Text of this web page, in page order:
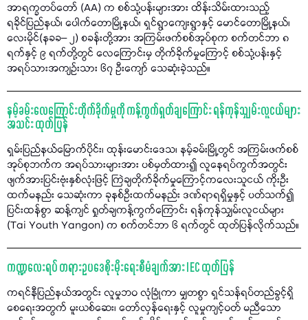
အာရက္ခတပ်တော် (AA) က စစ်သုံ့ပန်းများအား ထိန်းသိမ်းထားသည့်
ရခိုင်ပြည်နယ်၊ ပေါက်တောမြို့နယ်၊ ရှင်ရွာကျေးရွာနှင့် မောင်တောမြို့နယ်၊
လေးမိုင်(နခခ– ၂) စခန်းတို့အား အကြမ်းဖက်စစ်အုပ်စုက စက်တင်ဘာ ၈
ရက်နှင့် ၉ ရက်တို့တွင် လေကြောင်းမှ တိုက်ခိုက်မှုကြောင့် စစ်သုံ့ပန်းနှင့်
အရပ်သားအကျဉ်းသား ၆၇ ဦးကျော် သေဆုံးခဲ့သည်။
နမ့်ခမ်းလေကြောင်းတိုက်ခိုက်မှုကို ကန့်ကွက်ရှုတ်ချကြောင်း ရန်ကုန်သျှမ်းလူငယ်များ
အသင်း ထုတ်ပြန်
ရှမ်းပြည်နယ်မြောက်ပိုင်း၊ ထုန်းမောင်းဒေသ၊ နမ့်ခမ်းမြို့တွင် အကြမ်းဖက်စစ်
အုပ်စုဘက်က အရပ်သားများအား ပစ်မှတ်ထား၍ လူနေရပ်ကွက်အတွင်း
ဖျက်အားပြင်းဗုံးနှစ်လုံးဖြင့် ကြဲချတိုက်ခိုက်မှုကြောင့်ကလေးသူငယ် ကိုးဦး
ထက်မနည်း သေဆုံးကာ ခုနစ်ဦးထက်မနည်း ဒဏ်ရာရရှိမှုနှင့် ပတ်သက်၍
ပြင်းထန်စွာ ဆန့်ကျင် ရှုတ်ချကန့်ကွက်ကြောင်း ရန်ကုန်သျှမ်းလူငယ်များ
(Tai Youth Yangon) က စက်တင်ဘာ ၆ ရက်တွင် ထုတ်ပြန်လိုက်သည်။
ကဏ္ဍလေးရပ် တရားဥပဒေစိုးမိုးရေးစီမံချက်အား IEC ထုတ်ပြန်
ကရင်နီပြည်နယ်အတွင်း လူမှုဘဝ လုံခြုံကာ မျှတစွာ ရှင်သန်ရပ်တည်ခွင့်ရှိ
စေရေးအတွက် မူးယစ်ဆေး၊ တော်လှန်ရေးနှင့် လူမှုကျင့်ဝတ် မညီသော